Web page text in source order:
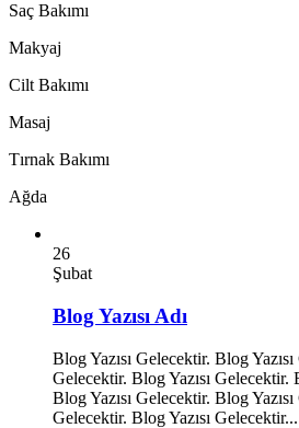
Saç Bakımı
Makyaj
Cilt Bakımı
Masaj
Tırnak Bakımı
Ağda
26
Şubat
Blog Yazısı Adı
Blog Yazısı Gelecektir. Blog
Gelecektir. Blog Yazısı Gelecektir.
Blog Yazısı Gelecektir. Blog
Gelecektir. Blog Yazısı Gelecektir...